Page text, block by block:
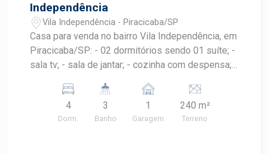
Independência
Vila Independência - Piracicaba/SP
Casa para venda no bairro Vila Independência, em
Piracicaba/SP: - 02 dormitórios sendo 01 suíte; -
sala tv; - sala de jantar; - cozinha com despensa; -
social e da edícula; - quintal com churrasqueira; -
4
Dorm.
3
Banho
1
Garagem
240 m²
Terreno